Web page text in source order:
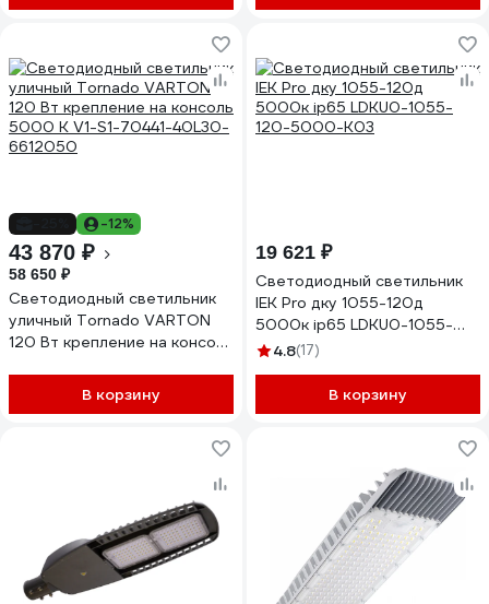
-12%
43 870 ₽
58 650 ₽
Светодиодный светильник
уличный Tornado VARTON
120 Вт крепление на консоль
В корзину
19 621 ₽
Светодиодный светильник
IEK Pro дку 1055-120д
5000к ip65 LDKU0-1055-
120-5000-K03
4.8(17)
В корзину